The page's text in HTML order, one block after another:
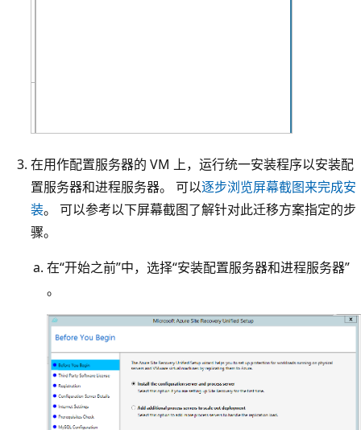
在用作配置服务器的 VM 上，运行统一安装程序以安装配
置服务器和进程服务器。 可以逐步浏览屏幕截图来完成安
装。 可以参考以下屏幕截图了解针对此迁移方案指定的步
骤。
在“开始之前”中，选择“安装配置服务器和进程服务器”
。